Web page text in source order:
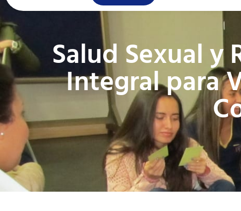
Salud Sexual
Integral para